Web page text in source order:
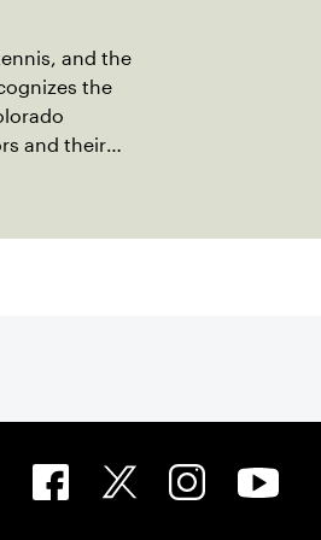
and the
the
and their